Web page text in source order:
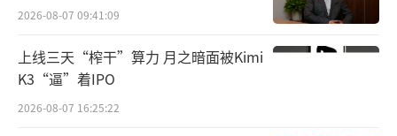
根据2023年的数据，美国人均GDP为8.16
万美元，中国约为1.25万美元。由此推测，美
国人均社会消费品购买能力是中国人均的6倍左
右。
2026-08-07 09:41:09
上线三天“榨干”算力 月之暗面被Kimi
K3“逼”着IPO
2026-08-07 16:25:22